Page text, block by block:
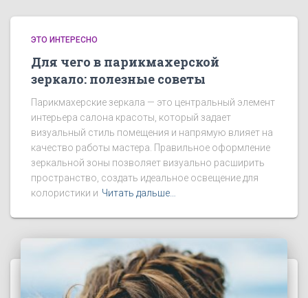
ЭТО ИНТЕРЕСНО
Для чего в парикмахерской
зеркало: полезные советы
Парикмахерские зеркала — это центральный элемент
интерьера салона красоты, который задает
визуальный стиль помещения и напрямую влияет на
качество работы мастера. Правильное оформление
зеркальной зоны позволяет визуально расширить
пространство, создать идеальное освещение для
колористики и Читать дальше…